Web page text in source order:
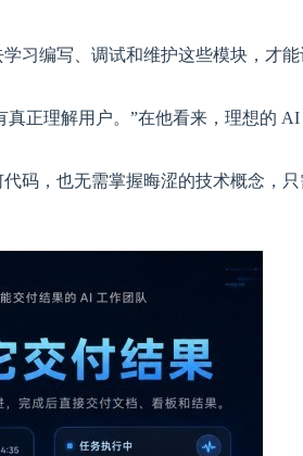
习编写、调试和维护这些模块，才
正理解用户。”在他看来，理想的
码，也无需掌握晦涩的技术概念，